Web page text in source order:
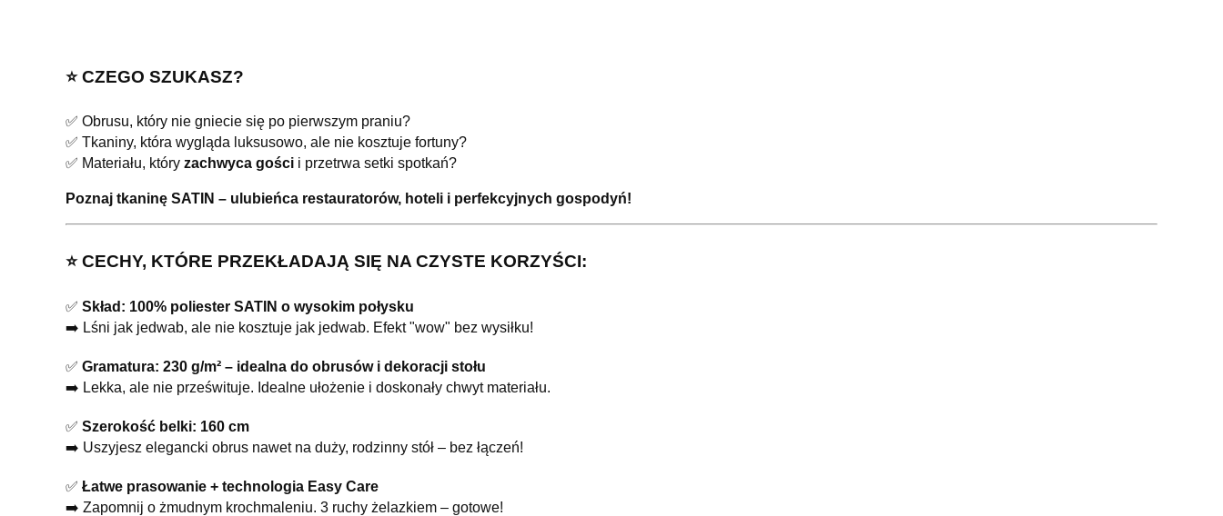
⭐️ CZEGO SZUKASZ?
✅ Obrusu, który nie gniecie się po pierwszym praniu?
✅ Tkaniny, która wygląda luksusowo, ale nie kosztuje fortuny?
✅ Materiału, który zachwyca gości i przetrwa setki spotkań?
Poznaj tkaninę SATIN – ulubieńca restauratorów, hoteli i perfekcyjnych gospodyń!
⭐️ CECHY, KTÓRE PRZEKŁADAJĄ SIĘ NA CZYSTE KORZYŚCI:
✅ Skład: 100% poliester SATIN o wysokim połysku
➡️ Lśni jak jedwab, ale nie kosztuje jak jedwab. Efekt "wow" bez wysiłku!
✅ Gramatura: 230 g/m² – idealna do obrusów i dekoracji stołu
➡️ Lekka, ale nie prześwituje. Idealne ułożenie i doskonały chwyt materiału.
✅ Szerokość belki: 160 cm
➡️ Uszyjesz elegancki obrus nawet na duży, rodzinny stół – bez łączeń!
✅ Łatwe prasowanie + technologia Easy Care
➡️ Zapomnij o żmudnym krochmaleniu. 3 ruchy żelazkiem – gotowe!